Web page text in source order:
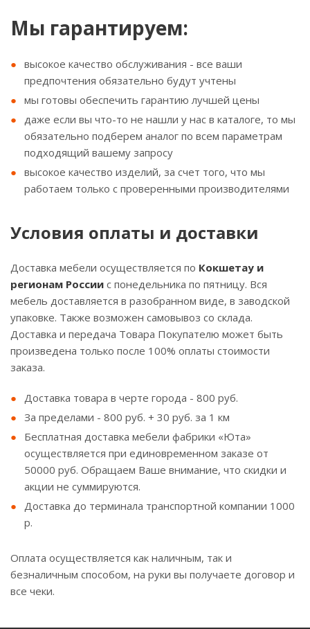
Мы гарантируем:
высокое качество обслуживания - все ваши
предпочтения обязательно будут учтены
мы готовы обеспечить гарантию лучшей цены
даже если вы что-то не нашли у нас в каталоге, то мы
обязательно подберем аналог по всем параметрам
подходящий вашему запросу
высокое качество изделий, за счет того, что мы
работаем только с проверенными производителями
Условия оплаты и доставки
Доставка мебели осуществляется по Кокшетау и
регионам России с понедельника по пятницу. Вся
мебель доставляется в разобранном виде, в заводской
упаковке. Также возможен самовывоз со склада.
Доставка и передача Товара Покупателю может быть
произведена только после 100% оплаты стоимости
заказа.
Доставка товара в черте города - 800 руб.
За пределами - 800 руб. + 30 руб. за 1 км
Бесплатная доставка мебели фабрики «Юта»
осуществляется при единовременном заказе от
50000 руб. Обращаем Ваше внимание, что скидки и
акции не суммируются.
Доставка до терминала транспортной компании 1000
р.
Оплата осуществляется как наличным, так и
безналичным способом, на руки вы получаете договор и
все чеки.